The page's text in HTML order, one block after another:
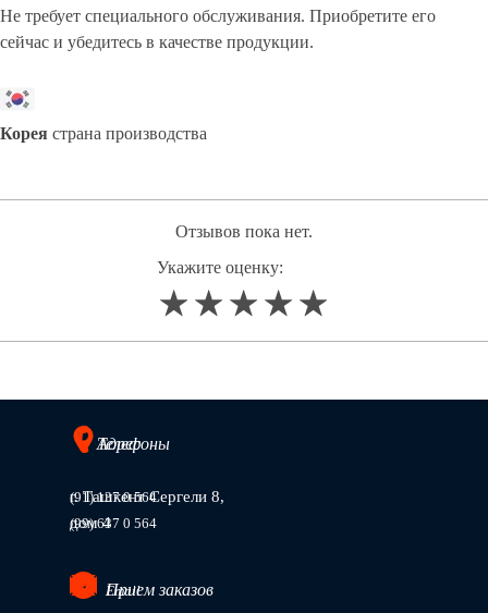
Не требует специального обслуживания. Приобретите его
сейчас и убедитесь в качестве продукции.
Корея страна производства
Отзывов пока нет.
Укажите оценку:
Адрес
г. Ташкент Сергели 8,
дом 4
Телефоны
(91) 137 0 564
(99) 637 0 564
Прием заказов
Email